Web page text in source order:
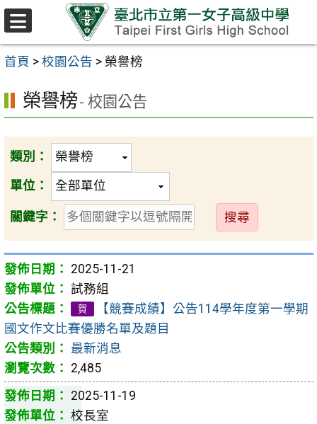
跳至主要內容區
首頁 > 校園公告 > 榮譽榜
榮譽榜- 校園公告
類別：
單位：
關鍵字：
送
出
2025-11-21
試務組
賀
【競賽成績】公告114學年度第一學期
國文作文比賽優勝名單及題目
最新消息
2,485
2025-11-19
校長室
選
單